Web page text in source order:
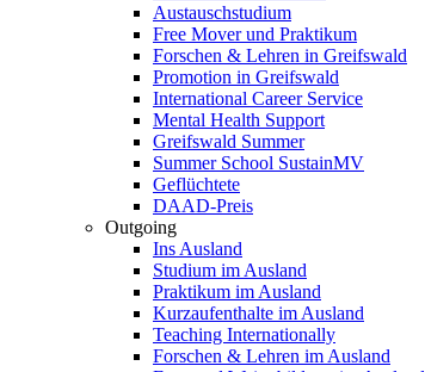
Austauschstudium
Free Mover und Praktikum
Forschen & Lehren in Greifswald
Promotion in Greifswald
International Career Service
Mental Health Support
Greifswald Summer
Summer School SustainMV
Geflüchtete
DAAD-Preis
Outgoing
Ins Ausland
Studium im Ausland
Praktikum im Ausland
Kurzaufenthalte im Ausland
Teaching Internationally
Forschen & Lehren im Ausland